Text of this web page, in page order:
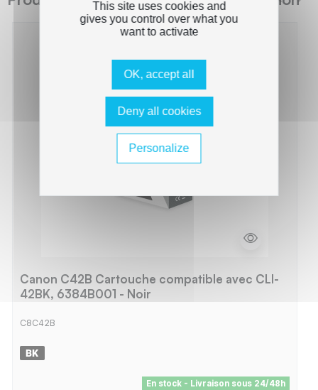
Canon C42B Cartouche compatible avec CLI-
42BK, 6384B001 - Noir
C8C42B
En stock - Livraison sous 24/48h
This site uses cookies and
gives you control over what you
want to activate
OK, accept all
Deny all cookies
Personalize